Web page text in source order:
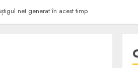
net generat în acest timp